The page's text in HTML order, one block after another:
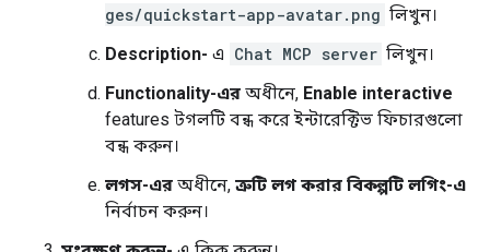
ges/quickstart-app-avatar.png লিখুন।
Description- এ Chat MCP server লিখুন।
Functionality-এর অধীনে, Enable interactive
features টগলটি বন্ধ করে ইন্টারেক্টিভ ফিচারগুলো
বন্ধ করুন।
লগস-এর অধীনে, ত্রুটি লগ করার বিকল্পটি লগিং-এ
নির্বাচন করুন।